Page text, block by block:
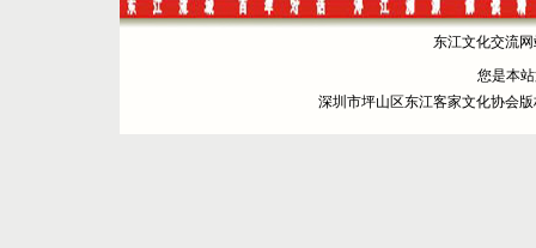
东江文化交流
您是本
深圳市坪山区东江客家文化协